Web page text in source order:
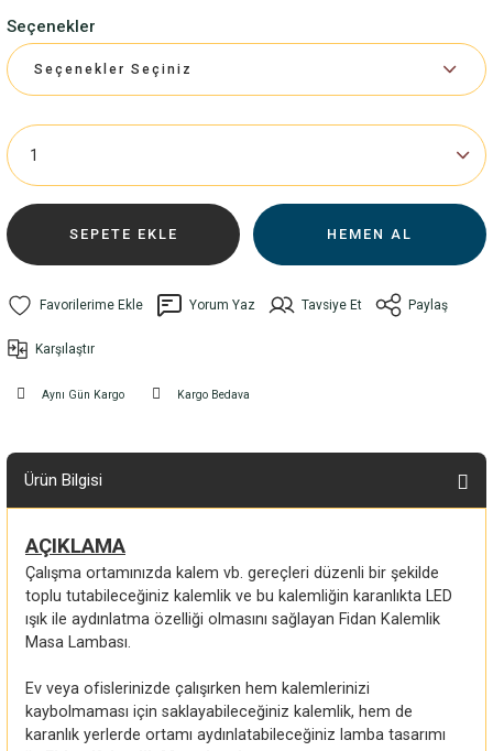
Seçenekler
SEPETE EKLE HEMEN AL
Yorum Yaz Tavsiye Et Paylaş
Karşılaştır
Aynı Gün Kargo Kargo Bedava
Ürün Bilgisi
AÇIKLAMA
Çalışma ortamınızda kalem vb. gereçleri düzenli bir şekilde
toplu tutabileceğiniz kalemlik ve bu kalemliğin karanlıkta LED
ışık ile aydınlatma özelliği olmasını sağlayan Fidan Kalemlik
Masa Lambası.
Ev veya ofislerinizde çalışırken hem kalemlerinizi
kaybolmaması için saklayabileceğiniz kalemlik, hem de
karanlık yerlerde ortamı aydınlatabileceğiniz lamba tasarımı